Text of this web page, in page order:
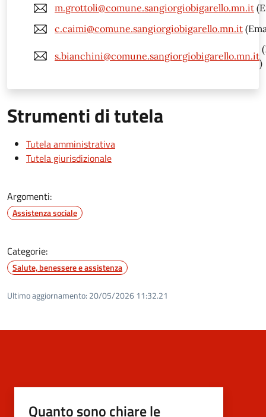
m.grottoli@comune.sangiorgiobigarello.mn.it
c.caimi@comune.sangiorgiobigarello.mn.it
s.bianchini@comune.sangiorgiobigarello.mn.it
)
Strumenti di tutela
Tutela amministrativa
Tutela giurisdizionale
Argomenti:
Assistenza sociale
Categorie:
Salute, benessere e assistenza
Ultimo aggiornamento: 20/05/2026 11:32.21
Quanto sono chiare le